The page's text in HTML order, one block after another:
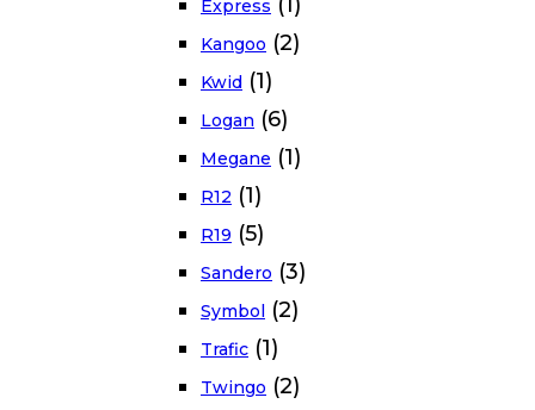
Express
Kangoo (2)
Kwid (1)
Logan (6)
Megane (1)
R12 (1)
R19 (5)
Sandero (3)
Symbol (2)
Trafic (1)
Twingo (2)